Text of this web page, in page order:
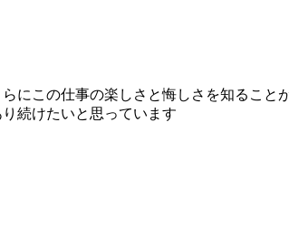
にこの仕事の楽しさと悔しさを知ること
続けたいと思っています